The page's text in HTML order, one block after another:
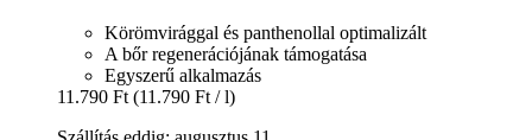
Körömvirággal és panthenollal optimalizált
A bőr regenerációjának támogatása
Egyszerű alkalmazás
11.790 Ft (11.790 Ft / l)